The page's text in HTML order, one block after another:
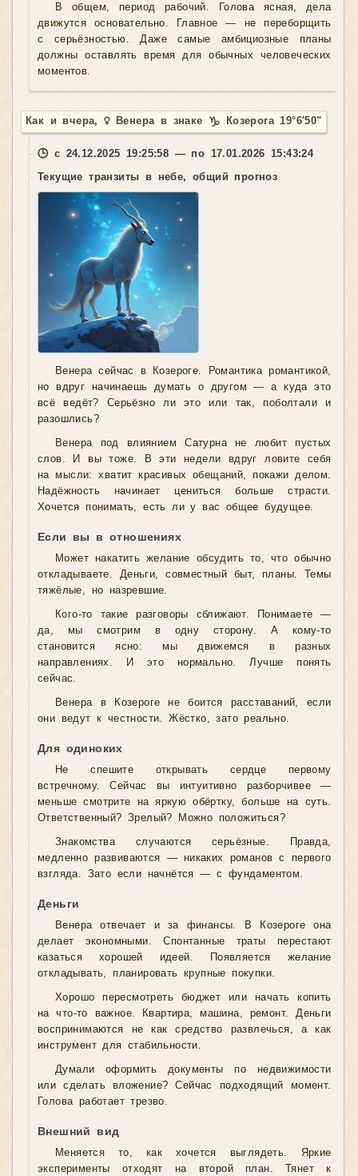
В общем, период рабочий. Голова ясная, дела
движутся основательно. Главное — не переборщить
с серьёзностью. Даже самые амбициозные планы
должны оставлять время для обычных человеческих
моментов.
Как и вчера, ♀ Венера в знаке ♑ Козерога 19°6'50"
🕒 с 24.12.2025 19:25:58 — по 17.01.2026 15:43:24
Текущие транзиты в небе, общий прогноз
Венера сейчас в Козероге. Романтика романтикой,
но вдруг начинаешь думать о другом — а куда это
всё ведёт? Серьёзно ли это или так, поболтали и
разошлись?
Венера под влиянием Сатурна не любит пустых
слов. И вы тоже. В эти недели вдруг ловите себя
на мысли: хватит красивых обещаний, покажи делом.
Надёжность начинает цениться больше страсти.
Хочется понимать, есть ли у вас общее будущее.
Если вы в отношениях
Может накатить желание обсудить то, что обычно
откладываете. Деньги, совместный быт, планы. Темы
тяжёлые, но назревшие.
Кого-то такие разговоры сближают. Понимаете —
да, мы смотрим в одну сторону. А кому-то
становится ясно: мы движемся в разных
направлениях. И это нормально. Лучше понять
сейчас.
Венера в Козероге не боится расставаний, если
они ведут к честности. Жёстко, зато реально.
Для одиноких
Не спешите открывать сердце первому
встречному. Сейчас вы интуитивно разборчивее —
меньше смотрите на яркую обёртку, больше на суть.
Ответственный? Зрелый? Можно положиться?
Знакомства случаются серьёзные. Правда,
медленно развиваются — никаких романов с первого
взгляда. Зато если начнётся — с фундаментом.
Деньги
Венера отвечает и за финансы. В Козероге она
делает экономными. Спонтанные траты перестают
казаться хорошей идеей. Появляется желание
откладывать, планировать крупные покупки.
Хорошо пересмотреть бюджет или начать копить
на что-то важное. Квартира, машина, ремонт. Деньги
воспринимаются не как средство развлечься, а как
инструмент для стабильности.
Думали оформить документы по недвижимости
или сделать вложение? Сейчас подходящий момент.
Голова работает трезво.
Внешний вид
Меняется то, как хочется выглядеть. Яркие
эксперименты отходят на второй план. Тянет к